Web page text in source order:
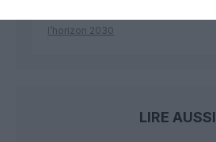
l’horizon 2030
LIRE AUSSI